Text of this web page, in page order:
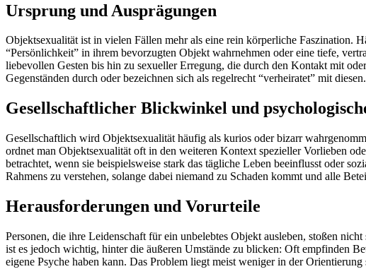
Ursprung und Ausprägungen
Objektsexualität ist in vielen Fällen mehr als eine rein körperliche Faszination.
“Persönlichkeit” in ihrem bevorzugten Objekt wahrnehmen oder eine tiefe,
liebevollen Gesten bis hin zu sexueller Erregung, die durch den Kontakt mit
Gegenständen durch oder bezeichnen sich als regelrecht “verheiratet” mit diesen.
Gesellschaftlicher Blickwinkel und
Gesellschaftlich wird Objektsexualität häufig als kurios oder bizarr
ordnet man Objektsexualität oft in den weiteren Kontext spezieller Vorlieben
betrachtet, wenn sie beispielsweise stark das tägliche Leben beeinflusst oder
Rahmens zu verstehen, solange dabei niemand zu Schaden kommt und alle
Herausforderungen und Vorurteile
Personen, die ihre Leidenschaft für ein unbelebtes Objekt ausleben, stoßen
ist es jedoch wichtig, hinter die äußeren Umstände zu blicken: Oft empfinden
eigene Psyche haben kann. Das Problem liegt meist weniger in der